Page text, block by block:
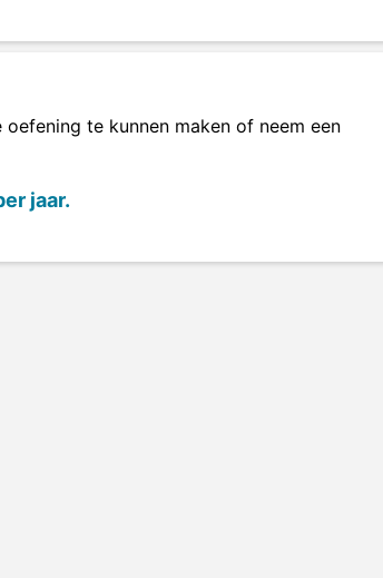
oefening te kunnen maken of neem een
jaar.